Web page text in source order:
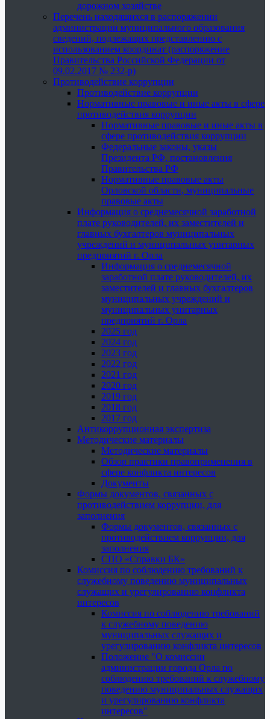
дорожном хозяйстве
Перечень находящихся в распоряжении
администрации муниципального образования
сведений, подлежащих представлению с
использованием координат (распоряжение
Правительства Российской Федерации от
09.02.2017 № 232-р)
Противодействие коррупции
Противодействие коррупции
Нормативные правовые и иные акты в сфере
противодействия коррупции
Нормативные правовые и иные акты в
сфере противодействия коррупции
Федеральные законы, указы
Президента РФ, постановления
Правительства РФ
Нормативные правовые акты
Орловской области, муниципальные
правовые акты
Информация о среднемесячной заработной
плате руководителей, их заместителей и
главных бухгалтеров муниципальных
учреждений и муниципальных унитарных
предприятий г. Орла
Информация о среднемесячной
заработной плате руководителей, их
заместителей и главных бухгалтеров
муниципальных учреждений и
муниципальных унитарных
предприятий г. Орла
2025 год
2024 год
2023 год
2022 год
2021 год
2020 год
2019 год
2018 год
2017 год
Антикоррупционная экспертиза
Методические материалы
Методические материалы
Обзор практики правоприменения в
сфере конфликта интересов
Документы
Формы документов, связанных с
противодействием коррупции, для
заполнения
Формы документов, связанных с
противодействием коррупции, для
заполнения
СПО «Справки БК»
Комиссия по соблюдению требований к
служебному поведению муниципальных
служащих и урегулированию конфликта
интересов
Комиссия по соблюдению требований
к служебному поведению
муниципальных служащих и
урегулированию конфликта интересов
Положение "О комиссии
администрации города Орла по
соблюдению требований к служебному
поведению муниципальных служащих
и урегулированию конфликта
интересов"